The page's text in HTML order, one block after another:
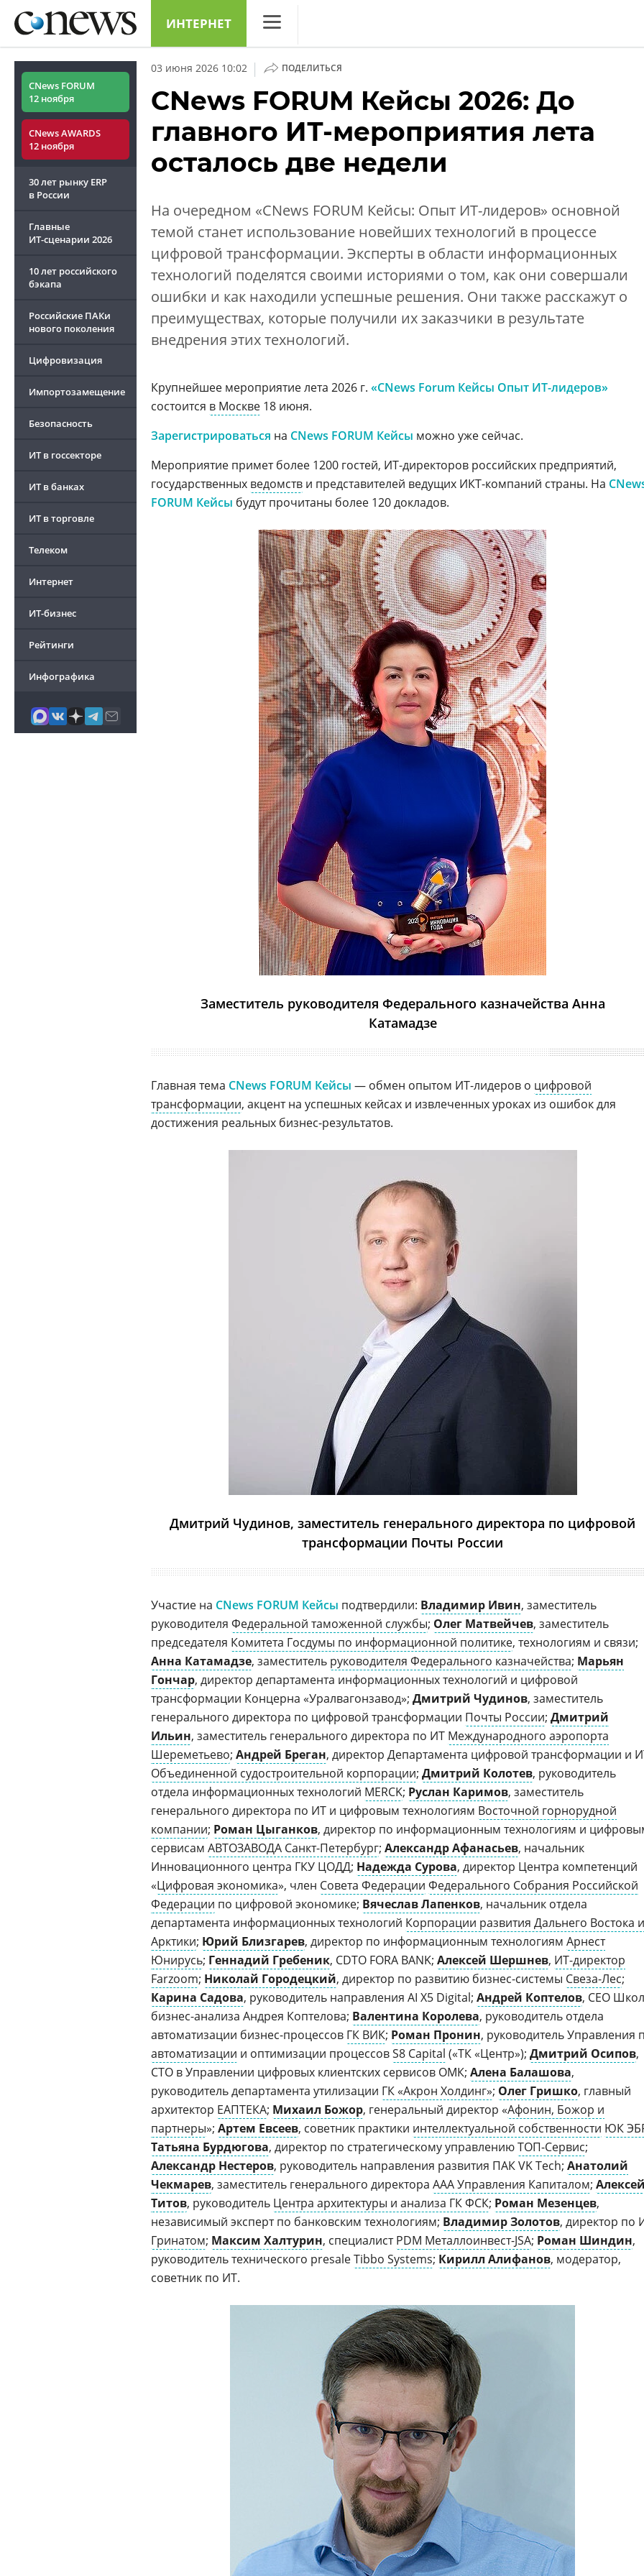
ИНТЕРНЕТ
Конференции
Маркет
Техника
CNews FORUM
12 ноября
CNews AWARDS
12 ноября
30 лет рынку ERP
в России
Главные
ИТ-сценарии 2026
10 лет российского
бэкапа
Российские ПАКи
нового поколения
Цифровизация
Импортозамещение
Безопасность
ИТ в госсекторе
ИТ в банках
ИТ в торговле
Телеком
Интернет
ИТ-бизнес
Рейтинги
Инфографика
03 июня 2026 10:02 | ПОДЕЛИТЬСЯ
CNews FORUM Кейсы 2026: До
главного ИТ-мероприятия лета
осталось две недели
На очередном «CNews FORUM Кейсы: Опыт ИТ-лидеров» основной
темой станет использование новейших технологий в процессе
цифровой трансформации. Эксперты в области информационных
технологий поделятся своими историями о том, как они совершали
ошибки и как находили успешные решения. Они также расскажут о
преимуществах, которые получили их заказчики в результате
внедрения этих технологий.
Крупнейшее мероприятие лета 2026 г. «CNews Forum Кейсы Опыт ИТ-лидеров»
состоится в Москве 18 июня.
Зарегистрироваться на CNews FORUM Кейсы можно уже сейчас.
Мероприятие примет более 1200 гостей, ИТ-директоров российских предприятий,
государственных ведомств и представителей ведущих ИКТ-компаний страны. На
FORUM Кейсы будут прочитаны более 120 докладов.
Заместитель руководителя Федерального казначейства Анна
Катамадзе
Главная тема CNews FORUM Кейсы — обмен опытом ИТ-лидеров о цифровой
трансформации, акцент на успешных кейсах и извлеченных уроках из ошибок для
достижения реальных бизнес-результатов.
Дмитрий Чудинов, заместитель генерального директора по цифровой
трансформации Почты России
Участие на CNews FORUM Кейсы подтвердили: Владимир Ивин, заместитель
руководителя Федеральной таможенной службы; Олег Матвейчев, заместитель
председателя Комитета Госдумы по информационной политике, технологиям и связи;
Анна Катамадзе, заместитель руководителя Федерального казначейства; Марьян
Гончар, директор департамента информационных технологий и цифровой
трансформации Концерна «Уралвагонзавод»; Дмитрий Чудинов, заместитель
генерального директора по цифровой трансформации Почты России; Дмитрий
Ильин, заместитель генерального директора по ИТ Международного аэропорта
Шереметьево; Андрей Бреган, директор Департамента цифровой трансформации и
Объединенной судостроительной корпорации; Дмитрий Колотев, руководитель
отдела информационных технологий MERCK; Руслан Каримов, заместитель
генерального директора по ИТ и цифровым технологиям Восточной горнорудной
компании; Роман Цыганков, директор по информационным технологиям и
сервисам АВТОЗАВОДА Санкт-Петербург; Александр Афанасьев, начальник
Инновационного центра ГКУ ЦОДД; Надежда Сурова, директор Центра компетенций
«Цифровая экономика», член Совета Федерации Федерального Собрания Российской
Федерации по цифровой экономике; Вячеслав Лапенков, начальник отдела
департамента информационных технологий Корпорации развития Дальнего Востока и
Арктики; Юрий Близгарев, директор по информационным технологиям Арнест
Юнирусь; Геннадий Гребеник, CDTO FORA BANK; Алексей Шершнев, ИТ-директор
Farzoom; Николай Городецкий, директор по развитию бизнес-системы Свеза-Лес;
Карина Садова, руководитель направления AI X5 Digital; Андрей Коптелов, CEO
бизнес-анализа Андрея Коптелова; Валентина Королева, руководитель отдела
автоматизации бизнес-процессов ГК ВИК; Роман Пронин, руководитель Управления
автоматизации и оптимизации процессовS8 Capital («ТК «Центр»); Дмитрий Осипов,
СТО в Управлении цифровых клиентских сервисов ОМК; Алена Балашова,
руководитель департамента утилизации ГК «Акрон Холдинг»; Олег Гришко, главный
архитектор ЕАПТЕКА; Михаил Божор, генеральный директор «Афонин, Божор и
партнеры»; Артем Евсеев, советник практики интеллектуальной собственности ЮК
Татьяна Бурдюгова, директор по стратегическому управлениюТОП-Сервис;
Александр Нестеров, руководитель направления развития ПАК VK Tech; Анатолий
Чекмарев, заместитель генерального директора ААА Управления Капиталом; Алексей
Титов, руководитель Центра архитектуры и анализа ГК ФСК; Роман Мезенцев,
независимый эксперт по банковским технологиям; Владимир Золотов, директор по
Гринатом; Максим Халтурин, специалистPDM Металлоинвест-JSA; Роман Шиндин,
руководитель технического presaleTibbo Systems; Кирилл Алифанов, модератор,
советник по ИТ.